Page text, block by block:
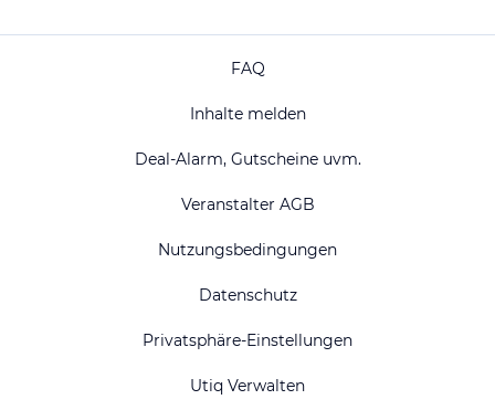
FAQ
Inhalte melden
Deal-Alarm, Gutscheine uvm.
Veranstalter AGB
Nutzungsbedingungen
Datenschutz
Privatsphäre-Einstellungen
Utiq Verwalten